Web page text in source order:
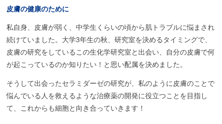
皮膚の健康のために
私自身、皮膚が弱く、中学生くらいの頃から肌トラブルに悩まされ
続けていました。大学3年生の秋、研究室を決めるタイミングで、
皮膚の研究をしているこの生化学研究室と出会い、自分の皮膚で何
が起こっているのか知りたい！と思い配属を決めました。
そうして出会ったセラミダーゼの研究が、私のように皮膚のことで
悩んでいる人を救えるような治療薬の開発に役立つことを目指し
て、これからも細胞と向き合っていきます！